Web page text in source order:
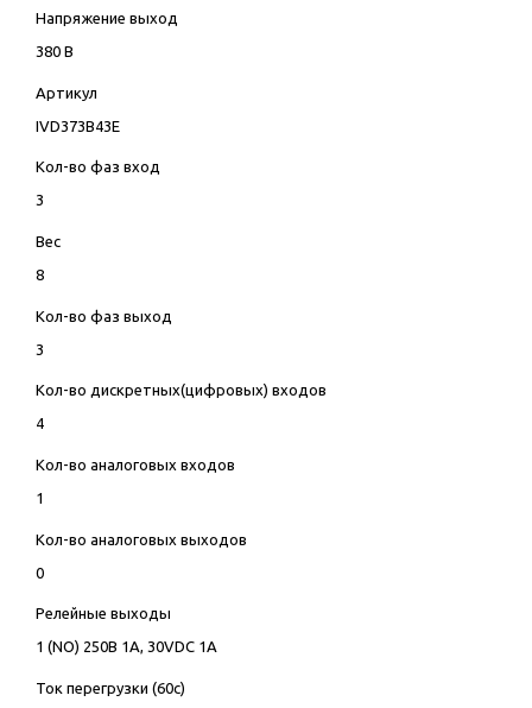
Напряжение выход
380 В
Артикул
IVD373B43E
Кол-во фаз вход
3
Вес
8
Кол-во фаз выход
3
Кол-во дискретных(цифровых) входов
4
Кол-во аналоговых входов
1
Кол-во аналоговых выходов
0
Релейные выходы
1 (NO) 250В 1А, 30VDC 1А
Ток перегрузки (60с)